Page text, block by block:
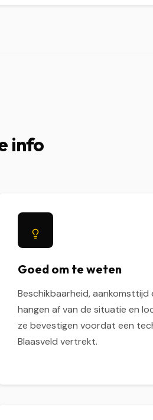
info
Goed om te weten
Beschikbaarheid, aankomsttijd
hangen af van de situatie en
ze bevestigen voordat een
Blaasveld vertrekt.